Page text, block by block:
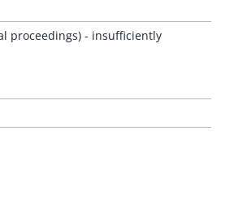
proceedings) - insufficiently